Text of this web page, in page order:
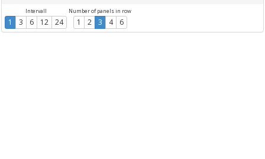
Intervall
1 3 6 12 24
Number of panels in row
1 2 3 4 6